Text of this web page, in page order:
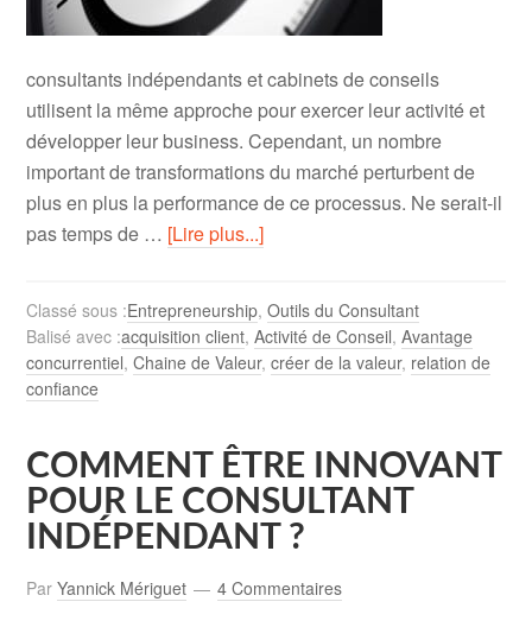
consultants indépendants et cabinets de conseils
utilisent la même approche pour exercer leur activité et
développer leur business. Cependant, un nombre
important de transformations du marché perturbent de
plus en plus la performance de ce processus. Ne serait-il
pas temps de … [Lire plus...]
Classé sous :Entrepreneurship,Outils du Consultant
Balisé avec :acquisition client,Activité de Conseil,Avantage
concurrentiel,Chaine de Valeur,créer de la valeur, relation de
confiance
COMMENT ÊTRE INNOVANT
POUR LE CONSULTANT
INDÉPENDANT ?
ParYannick Mériguet 4 Commentaires